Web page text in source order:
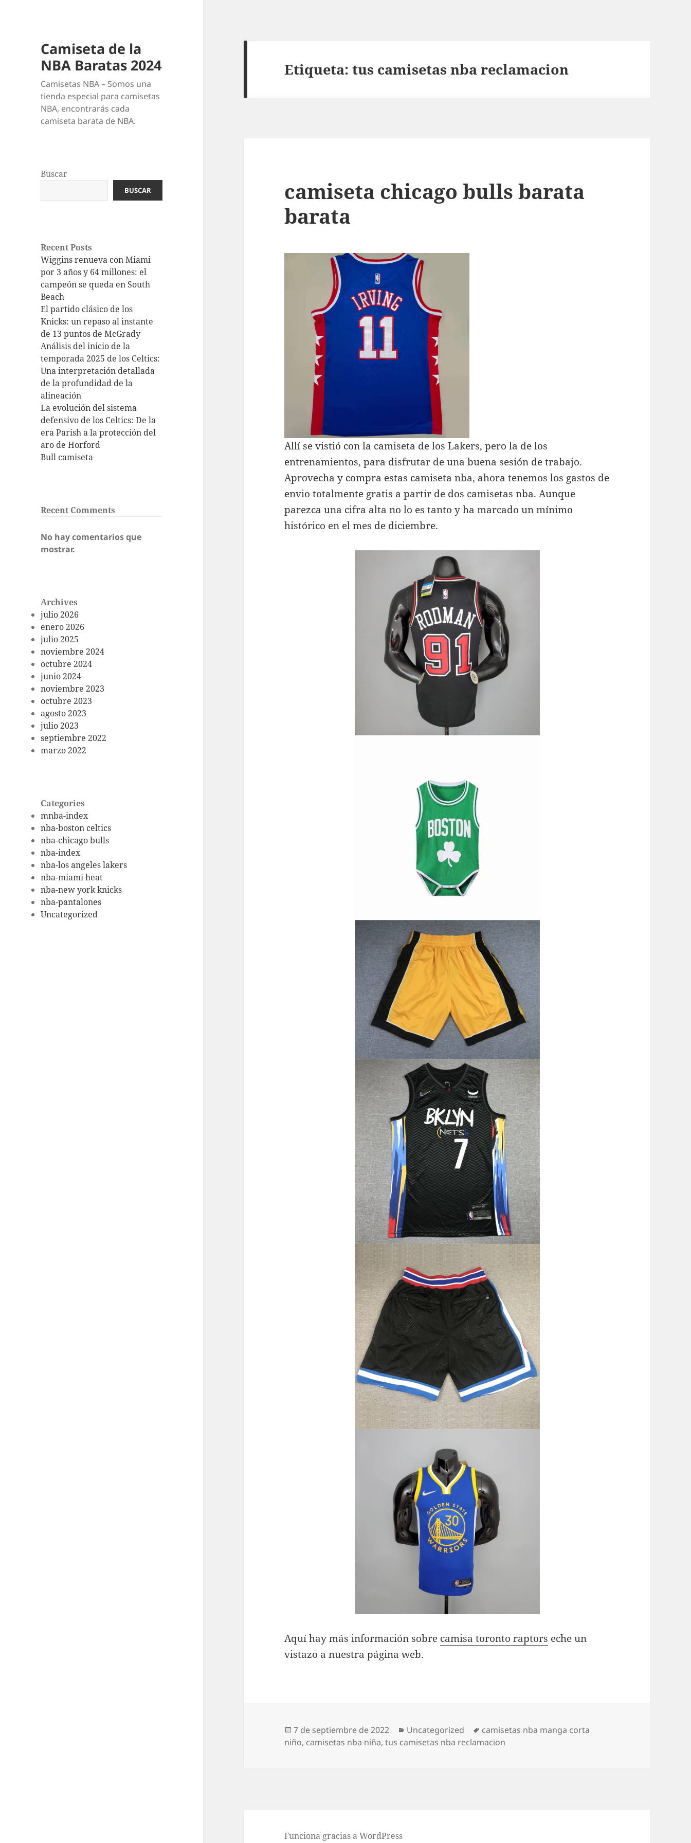
Camiseta de la
NBA Baratas 2024
Camisetas NBA – Somos una
tienda especial para camisetas
NBA, encontrarás cada
camiseta barata de NBA.
Buscar
BUSCAR
Recent Posts
Wiggins renueva con Miami
por 3 años y 64 millones: el
campeón se queda en South
Beach
El partido clásico de los
Knicks: un repaso al instante
de 13 puntos de McGrady
Análisis del inicio de la
temporada 2025 de los Celtics:
Una interpretación detallada
de la profundidad de la
alineación
La evolución del sistema
defensivo de los Celtics: De la
era Parish a la protección del
aro de Horford
Bull camiseta
Recent Comments
No hay comentarios que
mostrar.
Archives
julio 2026
enero 2026
julio 2025
noviembre 2024
octubre 2024
junio 2024
noviembre 2023
octubre 2023
agosto 2023
julio 2023
septiembre 2022
marzo 2022
Categories
mnba-index
nba-boston celtics
nba-chicago bulls
nba-index
nba-los angeles lakers
nba-miami heat
nba-new york knicks
nba-pantalones
Uncategorized
Etiqueta:tus camisetas nba reclamacion
camiseta chicago bulls barata
barata
Allí se vistió con la camiseta de los Lakers, pero la de los
entrenamientos, para disfrutar de una buena sesión de trabajo.
Aprovecha y compra estas camiseta nba, ahora tenemos los gastos de
envio totalmente gratis a partir de dos camisetas nba. Aunque
parezca una cifra alta no lo es tanto y ha marcado un mínimo
histórico en el mes de diciembre.
Aquí hay más información sobre camisa toronto raptors eche un
vistazo a nuestra página web.
Publicado
el
7 de septiembre de 2022 Categorías
Uncategorized Etiquetas
camisetas nba manga corta
niño, camisetas nba niña,tus camisetas nba reclamacion
Funciona gracias a WordPress